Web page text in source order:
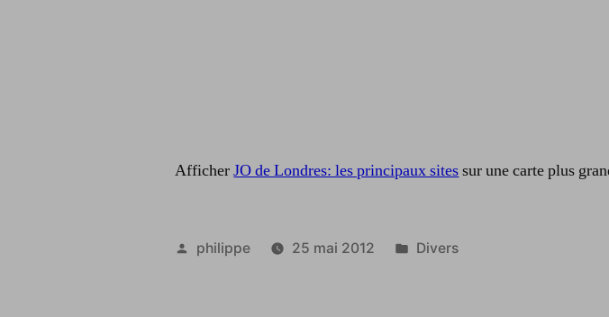
AfficherJO de Londres: les principaux sitessur une carte plus
Publié
philippe 25 mai 2012
Publié
Divers